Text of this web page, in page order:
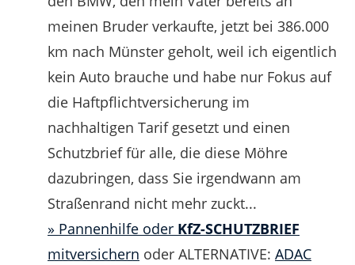
meinen Bruder verkaufte, jetzt bei 386.000
km nach Münster geholt, weil ich eigentlich
kein Auto brauche und habe nur Fokus auf
die Haftpflichtversicherung im
nachhaltigen Tarif gesetzt und einen
Schutzbrief für alle, die diese Möhre
dazubringen, dass Sie irgendwann am
Straßenrand nicht mehr zuckt...
» Pannenhilfe oder KfZ-SCHUTZBRIEF
mitversichern oder ALTERNATIVE: ADAC